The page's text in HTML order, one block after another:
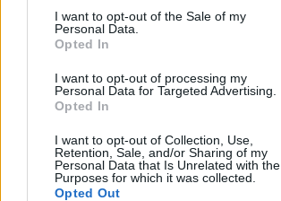
I want to opt-out of the Sale of my
Personal Data.
Opted In
I want to opt-out of processing my
Personal Data for Targeted Advertising.
Opted In
I want to opt-out of Collection, Use,
Retention, Sale, and/or Sharing of my
Personal Data that Is Unrelated with the
Purposes for which it was collected.
Opted Out
@musicapuntocom